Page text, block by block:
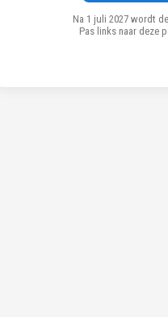
Na 1 juli 2027 wordt
Pas links naar deze